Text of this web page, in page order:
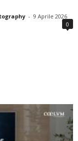
- 9 Aprile 2026
0